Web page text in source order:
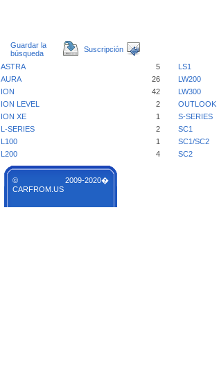
Guardar la
búsqueda
Suscripción
ASTRA 5 LS1
AURA
26 LW200
ION
42 LW300
ION LEVEL
2 OUTLOOK
ION XE
1 S-SERIES
L-SERIES
2 SC1
L100
1 SC1/SC2
L200
4 SC2
© 2009-2020�
CARFROM.US